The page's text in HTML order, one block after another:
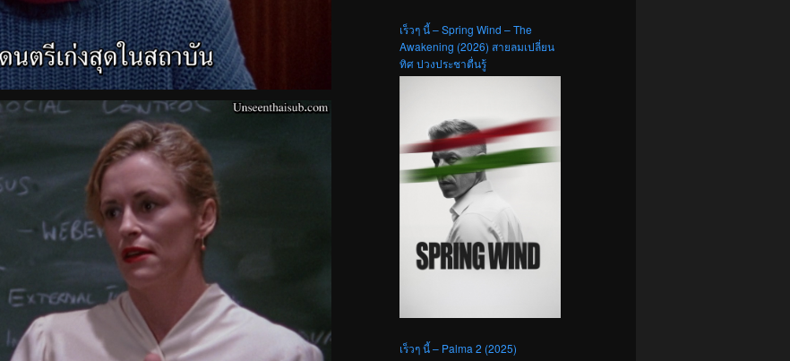
เร็วๆ นี้ – Spring Wind – The
Awakening (2026) สายลมเปลี่ยน
ทิศ ปวงประชาตื่นรู้
เร็วๆ นี้ – Palma 2 (2025)